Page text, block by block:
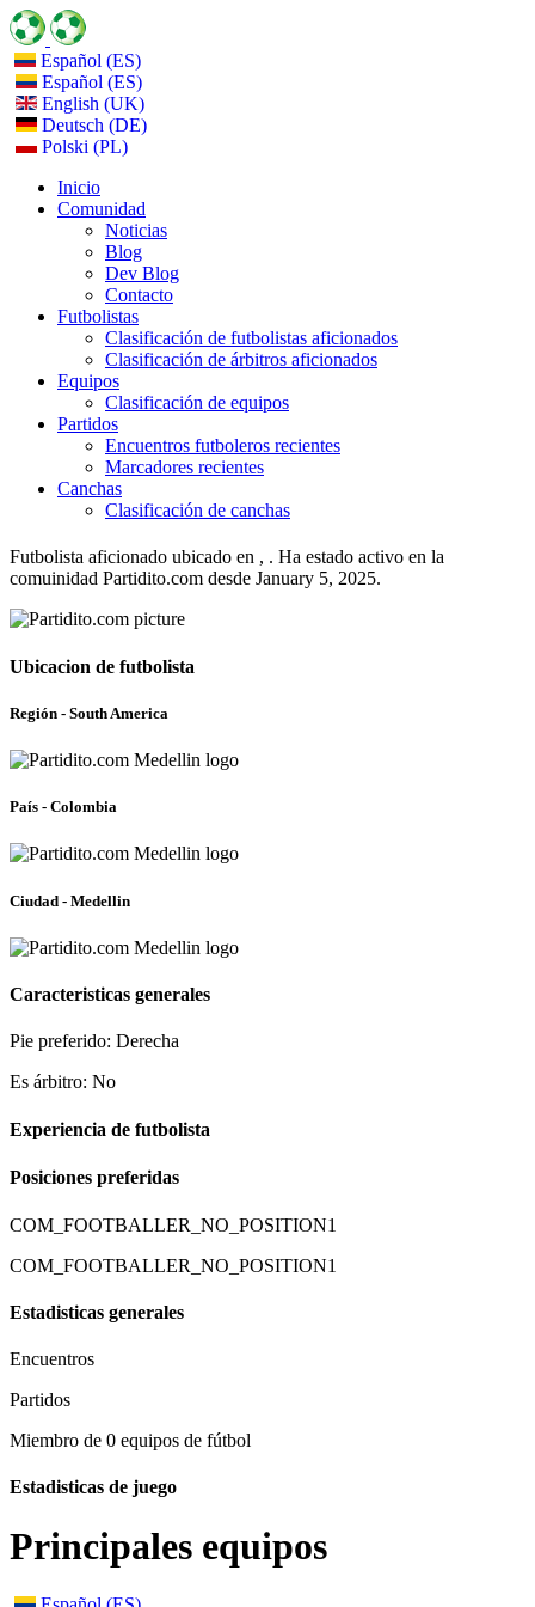
Español (ES)
Español (ES)
English (UK)
Deutsch (DE)
Polski (PL)
Inicio
Comunidad
Noticias
Blog
Dev Blog
Contacto
Futbolistas
Clasificación de futbolistas aficionados
Clasificación de árbitros aficionados
Equipos
Clasificación de equipos
Partidos
Encuentros futboleros recientes
Marcadores recientes
Canchas
Clasificación de canchas
Futbolista aficionado ubicado en , . Ha estado activo en la
comuinidad Partidito.com desde January 5, 2025.
Ubicacion de futbolista
Región - South America
País - Colombia
Ciudad - Medellin
Caracteristicas generales
Pie preferido: Derecha
Es árbitro: No
Experiencia de futbolista
Posiciones preferidas
COM_FOOTBALLER_NO_POSITION1
COM_FOOTBALLER_NO_POSITION1
Estadisticas generales
Encuentros
Partidos
Miembro de 0 equipos de fútbol
Estadisticas de juego
Principales equipos